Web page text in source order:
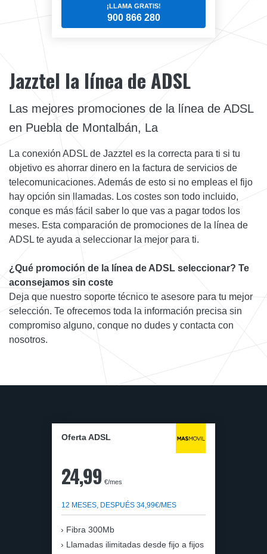
¡LLAMA GRATIS!
900 866 280
Jazztel la línea de ADSL
Las mejores promociones de la línea de ADSL
en Puebla de Montalbán, La
La conexión ADSL de Jazztel es la correcta para ti si tu
objetivo es ahorrar dinero en la factura de servicios de
telecomunicaciones. Además de esto si no empleas el fijo
hay opción sin llamadas. Los costes son todo incluido,
conque es más fácil saber lo que vas a pagar todos los
meses. Esta comparación de promociones de la línea de
ADSL te ayuda a seleccionar la mejor para ti.
¿Qué promoción de la línea de ADSL seleccionar? Te
aconsejamos sin coste
Deja que nuestro soporte técnico te asesore para tu mejor
selección. Te ofrecemos toda la información precisa sin
compromiso alguno, conque no dudes y contacta con
nosotros.
Oferta ADSL
24,99 €/mes
12 MESES, DESPUÉS 34,99€/MES
Fibra 300Mb
Llamadas ilimitadas desde fijo a fijos